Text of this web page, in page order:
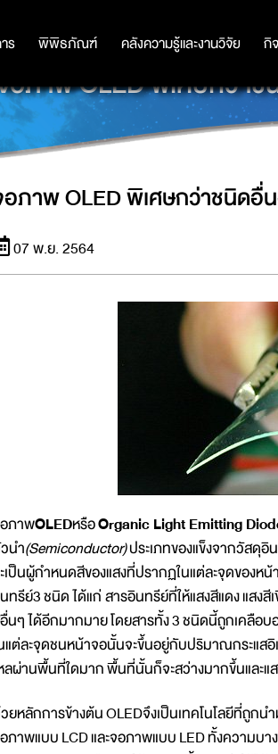
ร พิพิธภัณฑ์ คลังความรู้และงานวิจัย
ร พิพิธภัณฑ์ คลังความรู้และงานวิจัย กิ
อภาพ OLED พิเศษกว่าช
ภาพ OLED พิเศษกว่าชนิดอื่น
07 พ.ย. 2564
ภาพOLEDหรือOrganic Light Emitting
นำ(Semiconductor)ประเภทของแข็งจากวัสดุ
เป็นผู้กำหนดสีของแสงที่ปรากฏในแต่ละจุดของห
ทรีย์3 ชนิด ได้แก่ สารอินทรีย์ที่ให้แสงสีแดง แสงสี
นๆ ได้อีกมากมาย โดยสารทั้ง 3 ชนิดนี้ถูกเคลือ
แต่ละจุดชนหน้าจอนั้นจะขึ้นอยู่กับปริมาณกระแส
ลผ่านพื้นที่ใดมาก พื้นที่นั้นก็จะสว่างมากขึ้นและ
ยหลักการข้างต้น OLEDจึงเป็นเทคโนโลยีที่ถู
ภาพแบบ LCD และจอภาพแบบ LED ทั้งความบ